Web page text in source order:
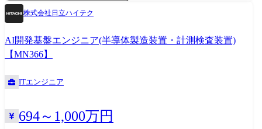
上、社員の働く環境の良化などをITの側⾯から推進しています。 6万⼈
のグループ企業の中で、各社のデジタル案件・施策をホールディングス
の⽴場からチームで⽀援し、各事業の既存サービスの磨きこみや新規サ
ービスの⽴ち上げを⼀緒に実現します。 ●業務詳細 グループ主管会社と
して、各社の重点施策を事業会社と⼀緒に実現します。ご経験に応じて
ロジェクトのPMを担当し、要件定義～構築～リリースまでのプロジェク
者と協力しながら、プロジェクトを推進すると共に、プログラム管理の
高度化にむけて各種標準の整備等も担当します。 ・グループ会社のIT戦
株式会社日立ハイテク
AI開発基盤エンジニア(半導体製造装置・計測検査装置)
【MN366】
ITエンジニア
694～1,000万円